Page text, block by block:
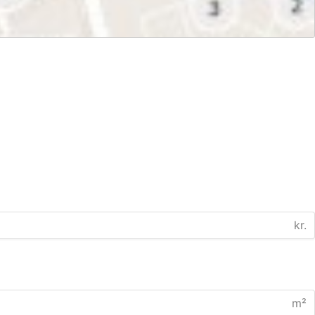
kr.
m²